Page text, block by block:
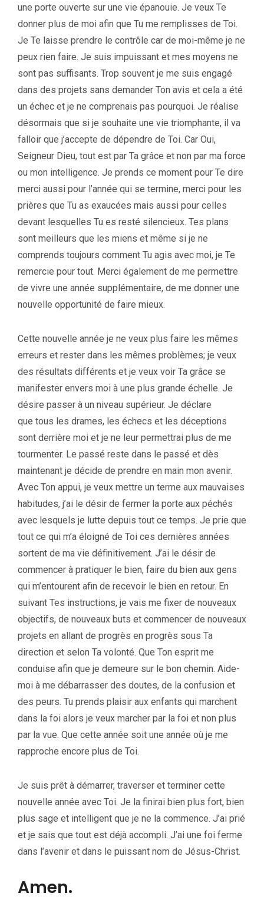
une porte ouverte sur une vie épanouie. Je veux Te
donner plus de moi afin que Tu me remplisses de Toi.
Je Te laisse prendre le contrôle car de moi-même je ne
peux rien faire. Je suis impuissant et mes moyens ne
sont pas suffisants. Trop souvent je me suis engagé
dans des projets sans demander Ton avis et cela a été
un échec et je ne comprenais pas pourquoi. Je réalise
désormais que si je souhaite une vie triomphante, il va
falloir que j’accepte de dépendre de Toi. Car Oui,
Seigneur Dieu, tout est par Ta grâce et non par ma force
ou mon intelligence. Je prends ce moment pour Te dire
merci aussi pour l’année qui se termine, merci pour les
prières que Tu as exaucées mais aussi pour celles
devant lesquelles Tu es resté silencieux. Tes plans
sont meilleurs que les miens et même si je ne
comprends toujours comment Tu agis avec moi, je Te
remercie pour tout. Merci également de me permettre
de vivre une année supplémentaire, de me donner une
nouvelle opportunité de faire mieux.
Cette nouvelle année je ne veux plus faire les mêmes
erreurs et rester dans les mêmes problèmes; je veux
des résultats différents et je veux voir Ta grâce se
manifester envers moi à une plus grande échelle. Je
désire passer à un niveau supérieur. Je déclare
que tous les drames, les échecs et les déceptions
sont derrière moi et je ne leur permettrai plus de me
tourmenter. Le passé reste dans le passé et dès
maintenant je décide de prendre en main mon avenir.
Avec Ton appui, je veux mettre un terme aux mauvaises
habitudes, j’ai le désir de fermer la porte aux péchés
avec lesquels je lutte depuis tout ce temps. Je prie que
tout ce qui m’a éloigné de Toi ces dernières années
sortent de ma vie définitivement. J’ai le désir de
commencer à pratiquer le bien, faire du bien aux gens
qui m’entourent afin de recevoir le bien en retour. En
suivant Tes instructions, je vais me fixer de nouveaux
objectifs, de nouveaux buts et commencer de nouveaux
projets en allant de progrès en progrès sous Ta
direction et selon Ta volonté. Que Ton esprit me
conduise afin que je demeure sur le bon chemin. Aide-
moi à me débarrasser des doutes, de la confusion et
des peurs. Tu prends plaisir aux enfants qui marchent
dans la foi alors je veux marcher par la foi et non plus
par la vue. Que cette année soit une année où je me
rapproche encore plus de Toi.
Je suis prêt à démarrer, traverser et terminer cette
nouvelle année avec Toi. Je la finirai bien plus fort, bien
plus sage et intelligent que je ne la commence. J’ai prié
et je sais que tout est déjà accompli. J’ai une foi ferme
dans l’avenir et dans le puissant nom de Jésus-Christ.
Amen.